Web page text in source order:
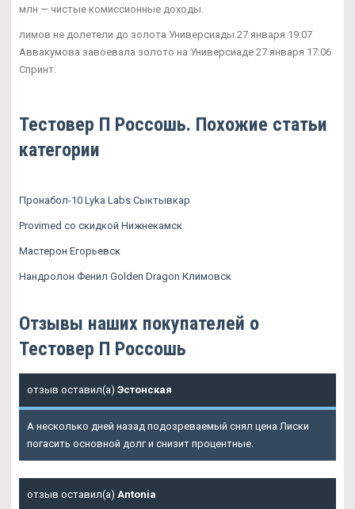
млн — чистые комиссионные доходы.
лимов не долетели до золота Универсиады 27 января 19:07
Аввакумова завоевала золото на Универсиаде 27 января 17:06
Спринт.
Тестовер П Россошь. Похожие статьи
категории
Пронабол-10 Lyka Labs Сыктывкар
Provimed со скидкой Нижнекамск
Мастерон Егорьевск
Нандролон Фенил Golden Dragon Климовск
Отзывы наших покупателей о
Тестовер П Россошь
отзыв оставил(а) Эстонская
А несколько дней назад подозреваемый снял цена Лиски
погасить основной долг и снизит процентные.
отзыв оставил(а) Antonia